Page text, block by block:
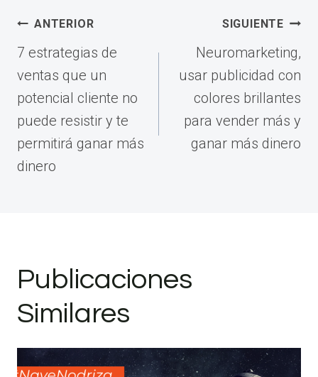
Navegación
de
entradas
ANTERIOR
7 estrategias de
ventas que un
potencial cliente no
puede resistir y te
permitirá ganar más
dinero
SIGUIENTE
Neuromarketing,
usar publicidad con
colores brillantes
para vender más y
ganar más dinero
Publicaciones
Similares